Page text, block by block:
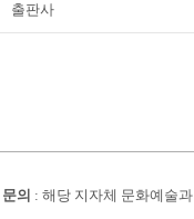
출판사
의 : 해당 지자체 문화예술과